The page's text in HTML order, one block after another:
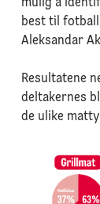
mulig å
best til fotball
Aleksandar
Resultatene
deltakernes
de ulike